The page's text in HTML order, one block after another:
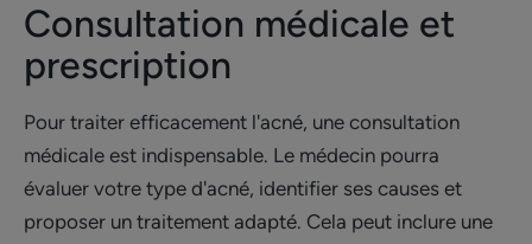
Consultation médicale et
prescription
Pour traiter efficacement l'acné, une consultation
médicale est indispensable. Le médecin pourra
évaluer votre type d'acné, identifier ses causes et
proposer un traitement adapté. Cela peut inclure une